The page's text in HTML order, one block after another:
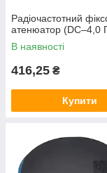
Радіочастотний
атенюатор (DC–4,0
В наявності
416,25 ₴
Купити